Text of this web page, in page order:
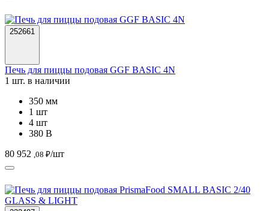
252661
Печь для пиццы подовая GGF BASIC 4N
1 шт. в наличии
350 мм
1 шт
4 шт
380 В
80 952 ,08 ₽/шт